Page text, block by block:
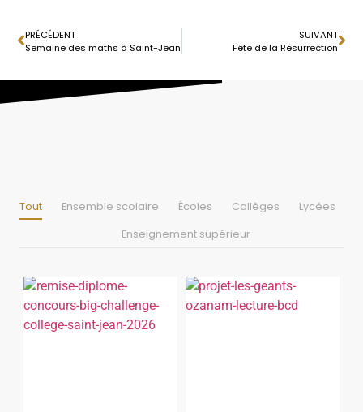
PRÉCÉDENT
Semaine des maths à Saint-Jean
SUIVANT
Fête de la Résurrection
Tout Ensemble scolaire Écoles Collèges
Lycées
Enseignement supérieur